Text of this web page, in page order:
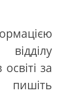
за
пишіть